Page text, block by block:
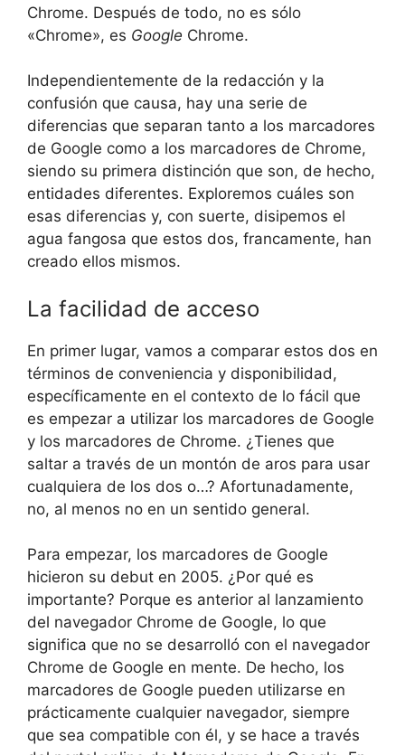
Chrome. Después de todo, no es sólo
«Chrome», es Google Chrome.
Independientemente de la redacción y la
confusión que causa, hay una serie de
diferencias que separan tanto a los marcadores
de Google como a los marcadores de Chrome,
siendo su primera distinción que son, de hecho,
entidades diferentes. Exploremos cuáles son
esas diferencias y, con suerte, disipemos el
agua fangosa que estos dos, francamente, han
creado ellos mismos.
La facilidad de acceso
En primer lugar, vamos a comparar estos dos en
términos de conveniencia y disponibilidad,
específicamente en el contexto de lo fácil que
es empezar a utilizar los marcadores de Google
y los marcadores de Chrome. ¿Tienes que
saltar a través de un montón de aros para usar
cualquiera de los dos o…? Afortunadamente,
no, al menos no en un sentido general.
Para empezar, los marcadores de Google
hicieron su debut en 2005. ¿Por qué es
importante? Porque es anterior al lanzamiento
del navegador Chrome de Google, lo que
significa que no se desarrolló con el navegador
Chrome de Google en mente. De hecho, los
marcadores de Google pueden utilizarse en
prácticamente cualquier navegador, siempre
que sea compatible con él, y se hace a través